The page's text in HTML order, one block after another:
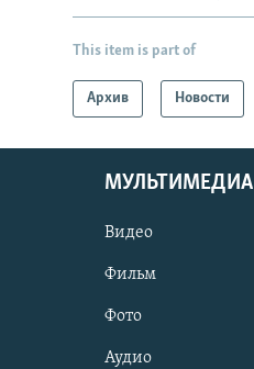
This item is part of
Архив Новости
МУЛЬТИМЕДИА
Видео
Фильм
Фото
Аудио